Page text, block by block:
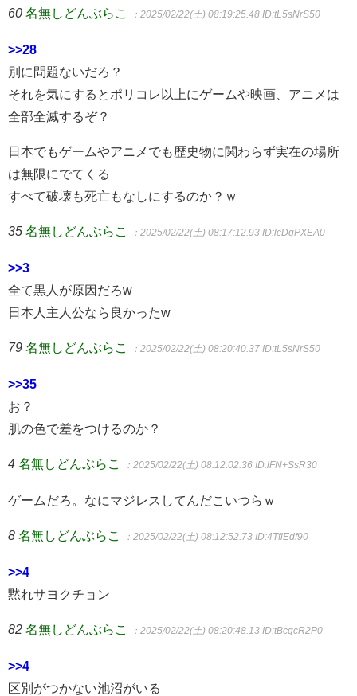
60 名無しどんぶらこ ：2025/02/22(土) 08:19:25.48 ID:tL5sNrS50
>>28
別に問題ないだろ？
それを気にするとポリコレ以上にゲームや映画、アニメは
全部全滅するぞ？
日本でもゲームやアニメでも歴史物に関わらず実在の場所
は無限にでてくる
すべて破壊も死亡もなしにするのか？ｗ
35 名無しどんぶらこ ：2025/02/22(土) 08:17:12.93 ID:lcDgPXEA0
>>3
全て黒人が原因だろw
日本人主人公なら良かったw
79 名無しどんぶらこ ：2025/02/22(土) 08:20:40.37 ID:tL5sNrS50
>>35
お？
肌の色で差をつけるのか？
4 名無しどんぶらこ ：2025/02/22(土) 08:12:02.36 ID:lFN+SsR30
ゲームだろ。なにマジレスしてんだこいつらｗ
8 名無しどんぶらこ ：2025/02/22(土) 08:12:52.73 ID:4TflEdf90
>>4
黙れサヨクチョン
82 名無しどんぶらこ ：2025/02/22(土) 08:20:48.13 ID:tBcgcR2P0
>>4
区別がつかない池沼がいる